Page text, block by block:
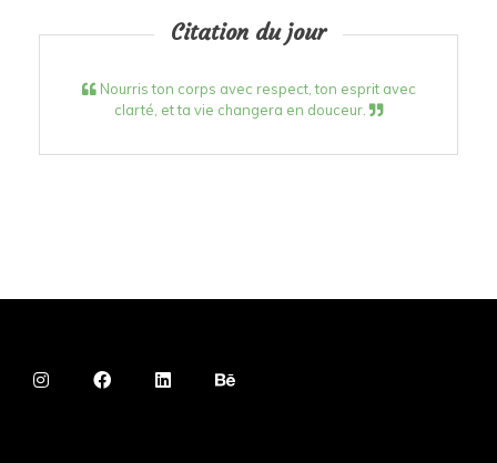
Citation du jour
Nourris ton corps avec respect, ton esprit avec
clarté, et ta vie changera en douceur.